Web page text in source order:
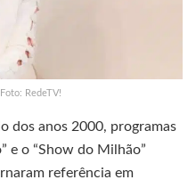
RedeTV!
dos anos 2000, programas
e o “Show do Milhão”
referência em